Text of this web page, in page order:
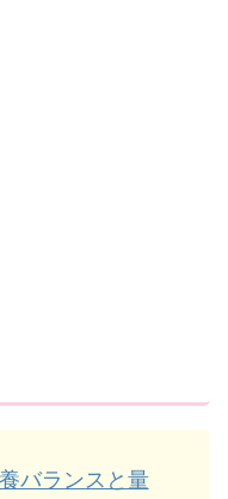
バランスと量